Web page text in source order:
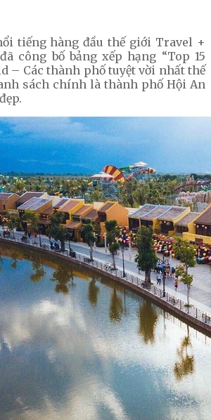
tiếng hàng đầu thế giới Travel +
công bố bảng xếp hạng “Top 15
– Các thành phố tuyệt vời nhất thế
sách chính là thành phố Hội An